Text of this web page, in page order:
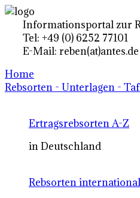
Informationsportal zur
Tel: +49 (0) 6252 77101
E-Mail: reben(at)antes.de
Home
Rebsorten - Unterlagen -
Ertragsrebsorten A-Z
in Deutschland
Rebsorten international